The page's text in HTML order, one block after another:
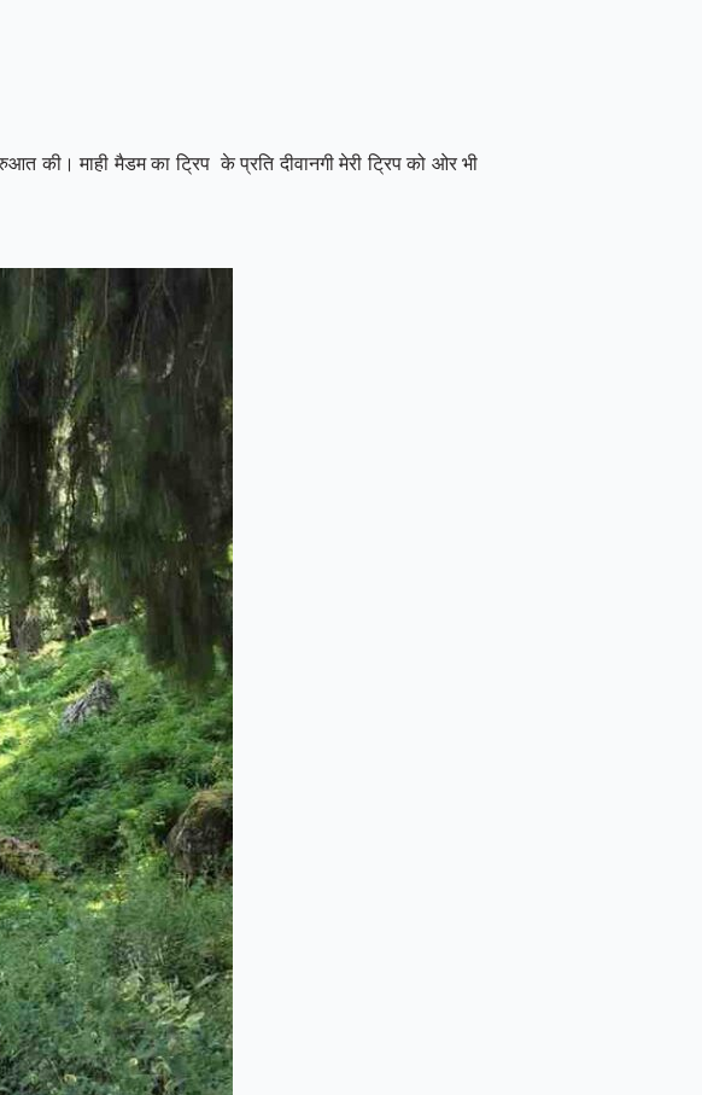
की। माही मैडम का ट्रिप के प्रति दीवानगी मेरी ट्रिप को ओर भी